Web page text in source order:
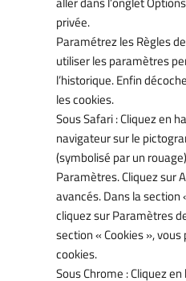
privée.
Paramétrez les Règles
utiliser les paramètres
l’historique. Enfin
les cookies.
Sous Safari : Cliquez en
navigateur sur le
(symbolisé par un
Paramètres. Cliquez sur
avancés. Dans la section
cliquez sur Paramètres
section « Cookies »,
cookies.
Sous Chrome : Cliquez